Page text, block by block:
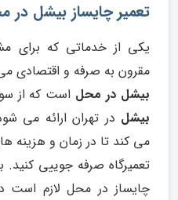
تعمیر چایساز بیشل در
یکی از خدماتی که برای
مقرون به صرفه و اقتصادی
بیشل در محل است که از
بیشل در تهران ارائه می
می کند تا در زمان و
تعمیرگاه صرفه جوییی کنید.
چایساز در محل لازم است